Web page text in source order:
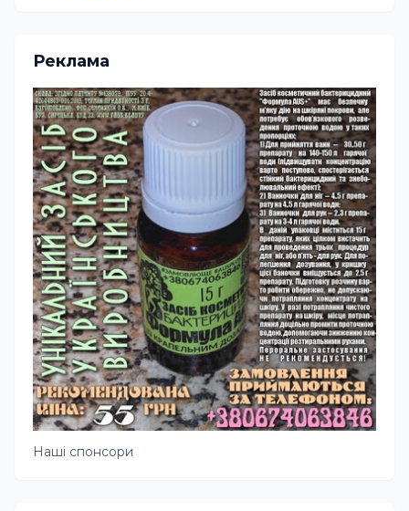
Реклама
Наші спонсори